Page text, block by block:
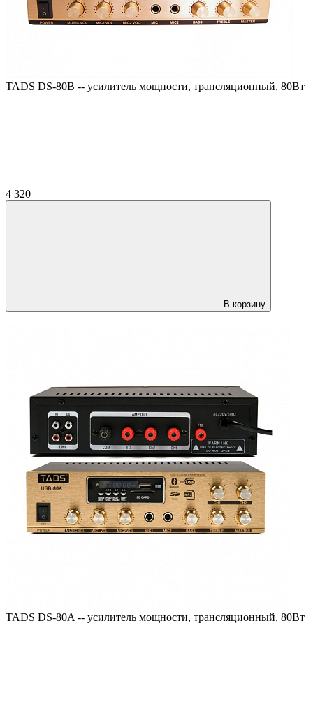
TADS DS-80B -- усилитель мощности, трансляционный, 80Вт
4 320
В корзину
TADS DS-80A -- усилитель мощности, трансляционный, 80Вт